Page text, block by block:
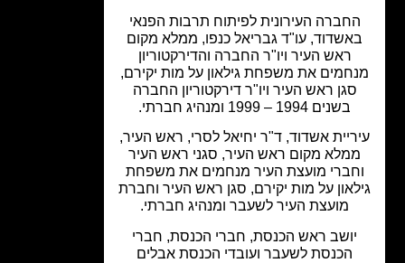
העירונית לפיתוח תרבות הפנאי
עו"ד גבריאל כנפו, ממלא מקום
ראש העיר ויו"ר החברה והדירקטוריון
את משפחת גילאון על מות יקירם,
סגן ראש העיר ויו"ר דירקטוריון החברה
אשדוד, ד"ר יחיאל לסרי, ראש העיר,
מקום ראש העיר, סגני ראש העיר
מועצת העיר מנחמים את משפחת
על מות יקירם, סגן ראש העיר וחברת
מועצת העיר לשעבר ומנהיג חברתי.
יושב ראש הכנסת, חברי הכנסת, חברי
הכנסת לשעבר ועובדי הכנסת אבלים